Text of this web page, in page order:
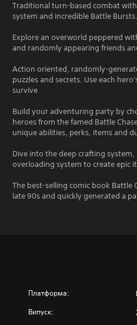
Traditional turn-based combat
system and incredible Battle Bursts.
Explore an overworld peppered
and randomly appearing friends
Action oriented, randomly-
puzzles and secrets. Use each
survive
Build your adventuring party by
heroes from the famed Battle
unique abilities, perks, items and
Dive into the deep crafting
overloading system to create epic
The best-selling comic book Battle
late 90s and quickly generated a
Платформа:
Випуск: